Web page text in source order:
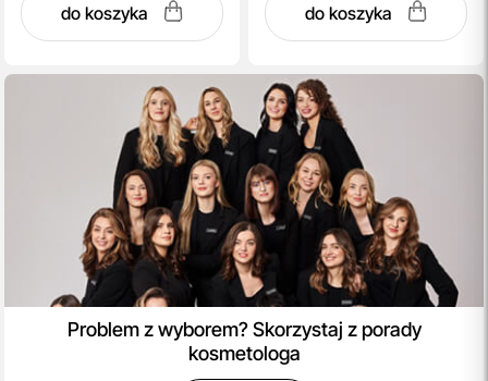
do koszyka do koszyka
Problem z wyborem? Skorzystaj z porady
kosmetologa